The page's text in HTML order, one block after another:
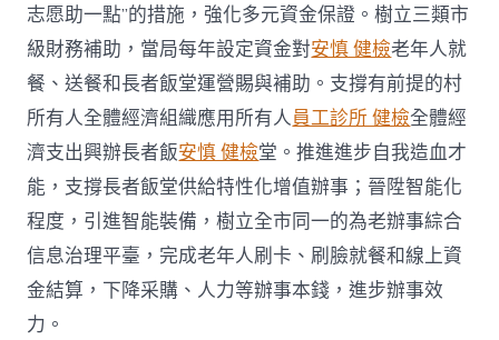
志愿助一點”的措施，強化多元資金保證。樹立三類市
級財務補助，當局每年設定資金對安慎 健檢老年人就
餐、送餐和長者飯堂運營賜與補助。支撐有前提的村
所有人全體經濟組織應用所有人員工診所 健檢全體經
濟支出興辦長者飯安慎 健檢堂。推進進步自我造血才
能，支撐長者飯堂供給特性化增值辦事；晉陞智能化
程度，引進智能裝備，樹立全市同一的為老辦事綜合
信息治理平臺，完成老年人刷卡、刷臉就餐和線上資
金結算，下降采購、人力等辦事本錢，進步辦事效
力。